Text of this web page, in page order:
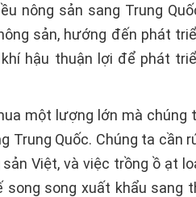
nông sản sang Trung
sản, hướng đến phát
hậu thuận lợi để phát
một lượng lớn mà chúng
Trung Quốc. Chúng ta cần
Việt, và việc trồng ồ ạt
song xuất khẩu sang